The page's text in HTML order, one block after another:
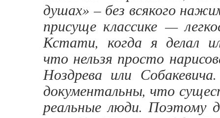
душах» – без всякого
присуще классике —
Кстати, когда я делал
что нельзя просто
Ноздрева или
документальны, что
реальные люди.